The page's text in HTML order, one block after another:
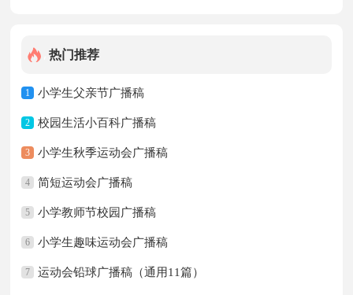
热门推荐
1 小学生父亲节广播稿
2 校园生活小百科广播稿
3 小学生秋季运动会广播稿
4 简短运动会广播稿
5 小学教师节校园广播稿
6 小学生趣味运动会广播稿
7 运动会铅球广播稿（通用11篇）